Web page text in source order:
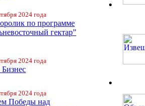
2024 года
по программе
гектар”
2024 года
2024 года
Победы над